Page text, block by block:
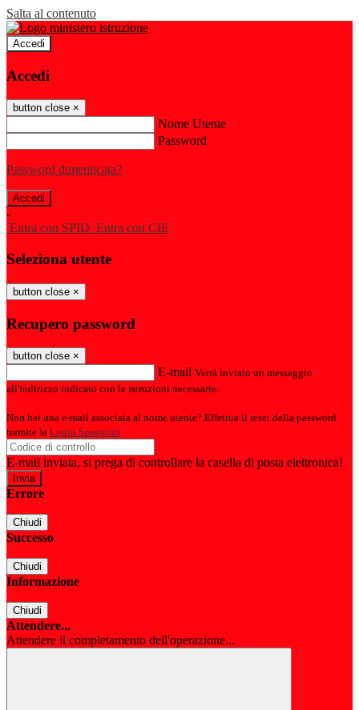
Salta al contenuto
Accedi
Accedi
button close ×
Nome Utente
Password
Password dimenticata?
-
Entra con SPID Entra con CIE
Seleziona utente
button close ×
Recupero password
button close ×
E-mail Verrà inviato un messaggio
all'indirizzo indicato con le istruzioni necessarie.
Non hai una e-mail associata al nome utente? Effettua il reset della password
tramite la Login Spaggiari
E-mail inviata, si prega di controllare la casella di posta elettronica!
Errore
Chiudi
Successo
Chiudi
Informazione
Chiudi
Attendere...
Attendere il completamento dell'operazione...